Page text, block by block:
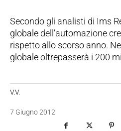
Secondo gli analisti di Ims
globale dell’automazione
rispetto allo scorso anno.
globale oltrepasserà i 200
V.V.
7 Giugno 2012